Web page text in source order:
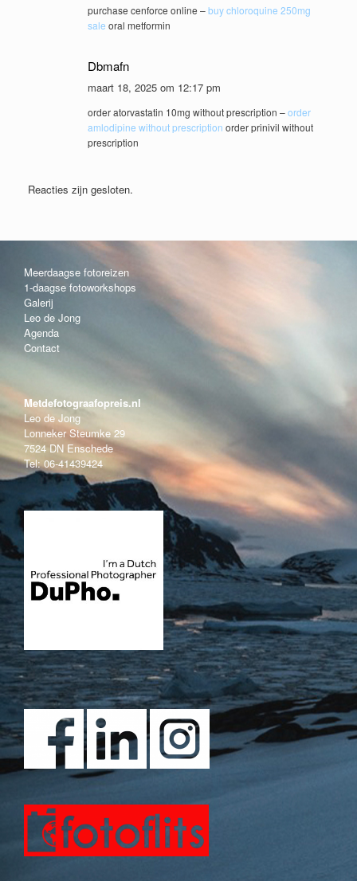
purchase cenforce online –buy chloroquine 250mg
sale oral metformin
Dbmafn
maart 18, 2025 om 12:17 pm
order atorvastatin 10mg without prescription –order
amlodipine without prescription order prinivil without
prescription
Reacties zijn gesloten.
Meerdaagse fotoreizen
1-daagse fotoworkshops
Galerij
Leo de Jong
Agenda
Contact
Metdefotograafopreis.nl
Leo de Jong
Lonneker Steumke 29
7524 DN Enschede
Tel: 06-41439424